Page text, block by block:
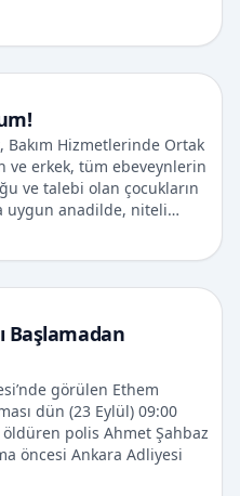
Bakım Hizmetlerinde Ortak
ve erkek, tüm ebeveynlerin
ve talebi olan çocukların
uygun anadilde, niteli…
Başlamadan
görülen Ethem
dün (23 Eylül) 09:00
öldüren polis Ahmet Şahbaz
öncesi Ankara Adliyesi